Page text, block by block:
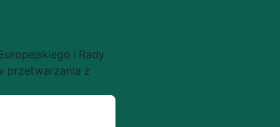
i Rady
przetwarzania z